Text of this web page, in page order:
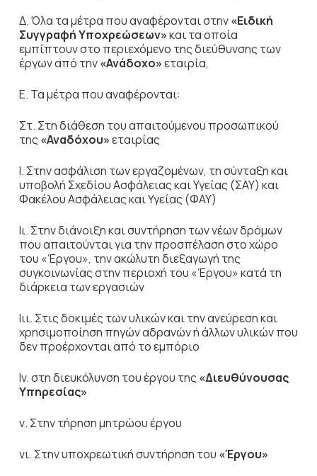
Δ. Όλα τα μέτρα που αναφέρονται στην«Ειδική
Συγγραφή Υποχρεώσεων»και τα οποία
εμπίπτουν στο περιεχόμενο της διεύθυνσης των
έργων από την«Ανάδοχο»εταιρία,
Ε. Τα μέτρα που αναφέρονται:
Στ. Στη διάθεση του απαιτούμενου προσωπικού
της «Αναδόχου»εταιρίας
Ι. Στην ασφάλιση των εργαζομένων, τη σύνταξη και
υποβολή Σχεδίου Ασφάλειας και Υγείας (ΣΑΥ) και
Φακέλου Ασφάλειας και Υγείας (ΦΑΥ)
Ιι. Στην διάνοιξη και συντήρηση των νέων δρόμων
που απαιτούνται για την προσπέλαση στο χώρο
του «Έργου», την ακώλυτη διεξαγωγή της
συγκοινωνίας στην περιοχή του «Έργου» κατά τη
διάρκεια των εργασιών
Ιιι. Στις δοκιμές των υλικών και την ανεύρεση και
χρησιμοποίηση πηγών αδρανών ή άλλων υλικών που
δεν προέρχονται από το εμπόριο
Ιv. στη διευκόλυνση του έργου της «Διευθύνουσας
Υπηρεσίας»
ν. Στην τήρηση μητρώου έργου
νι. Στην υποχρεωτική συντήρηση του «Έργου»